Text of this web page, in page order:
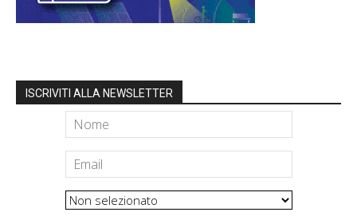
ISCRIVITI ALLA NEWSLETTER